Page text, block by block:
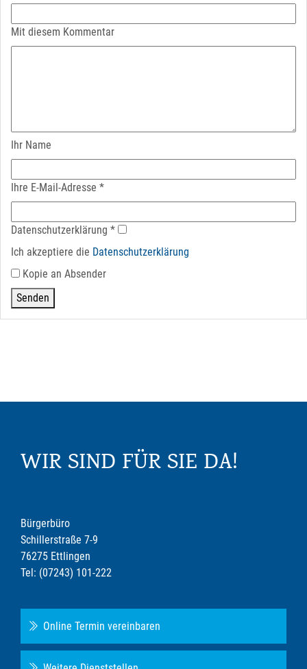
Mit diesem Kommentar
Ihr Name
Ihre E-Mail-Adresse *
Datenschutz­erklärung *
Ich akzeptiere die Datenschutz­erklärung
Kopie an Absender
WIR SIND FÜR SIE DA!
Bürgerbüro
Schillerstraße 7-9
76275 Ettlingen
Tel: (07243) 101-222
Online Termin vereinbaren